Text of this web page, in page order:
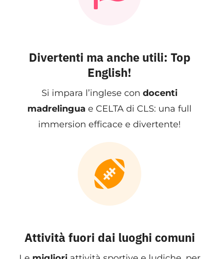
Divertenti ma anche utili: Top
English!
Si impara l’inglese con docenti
madrelingua e CELTA di CLS: una full
immersion efficace e divertente!
Attività fuori dai luoghi comuni